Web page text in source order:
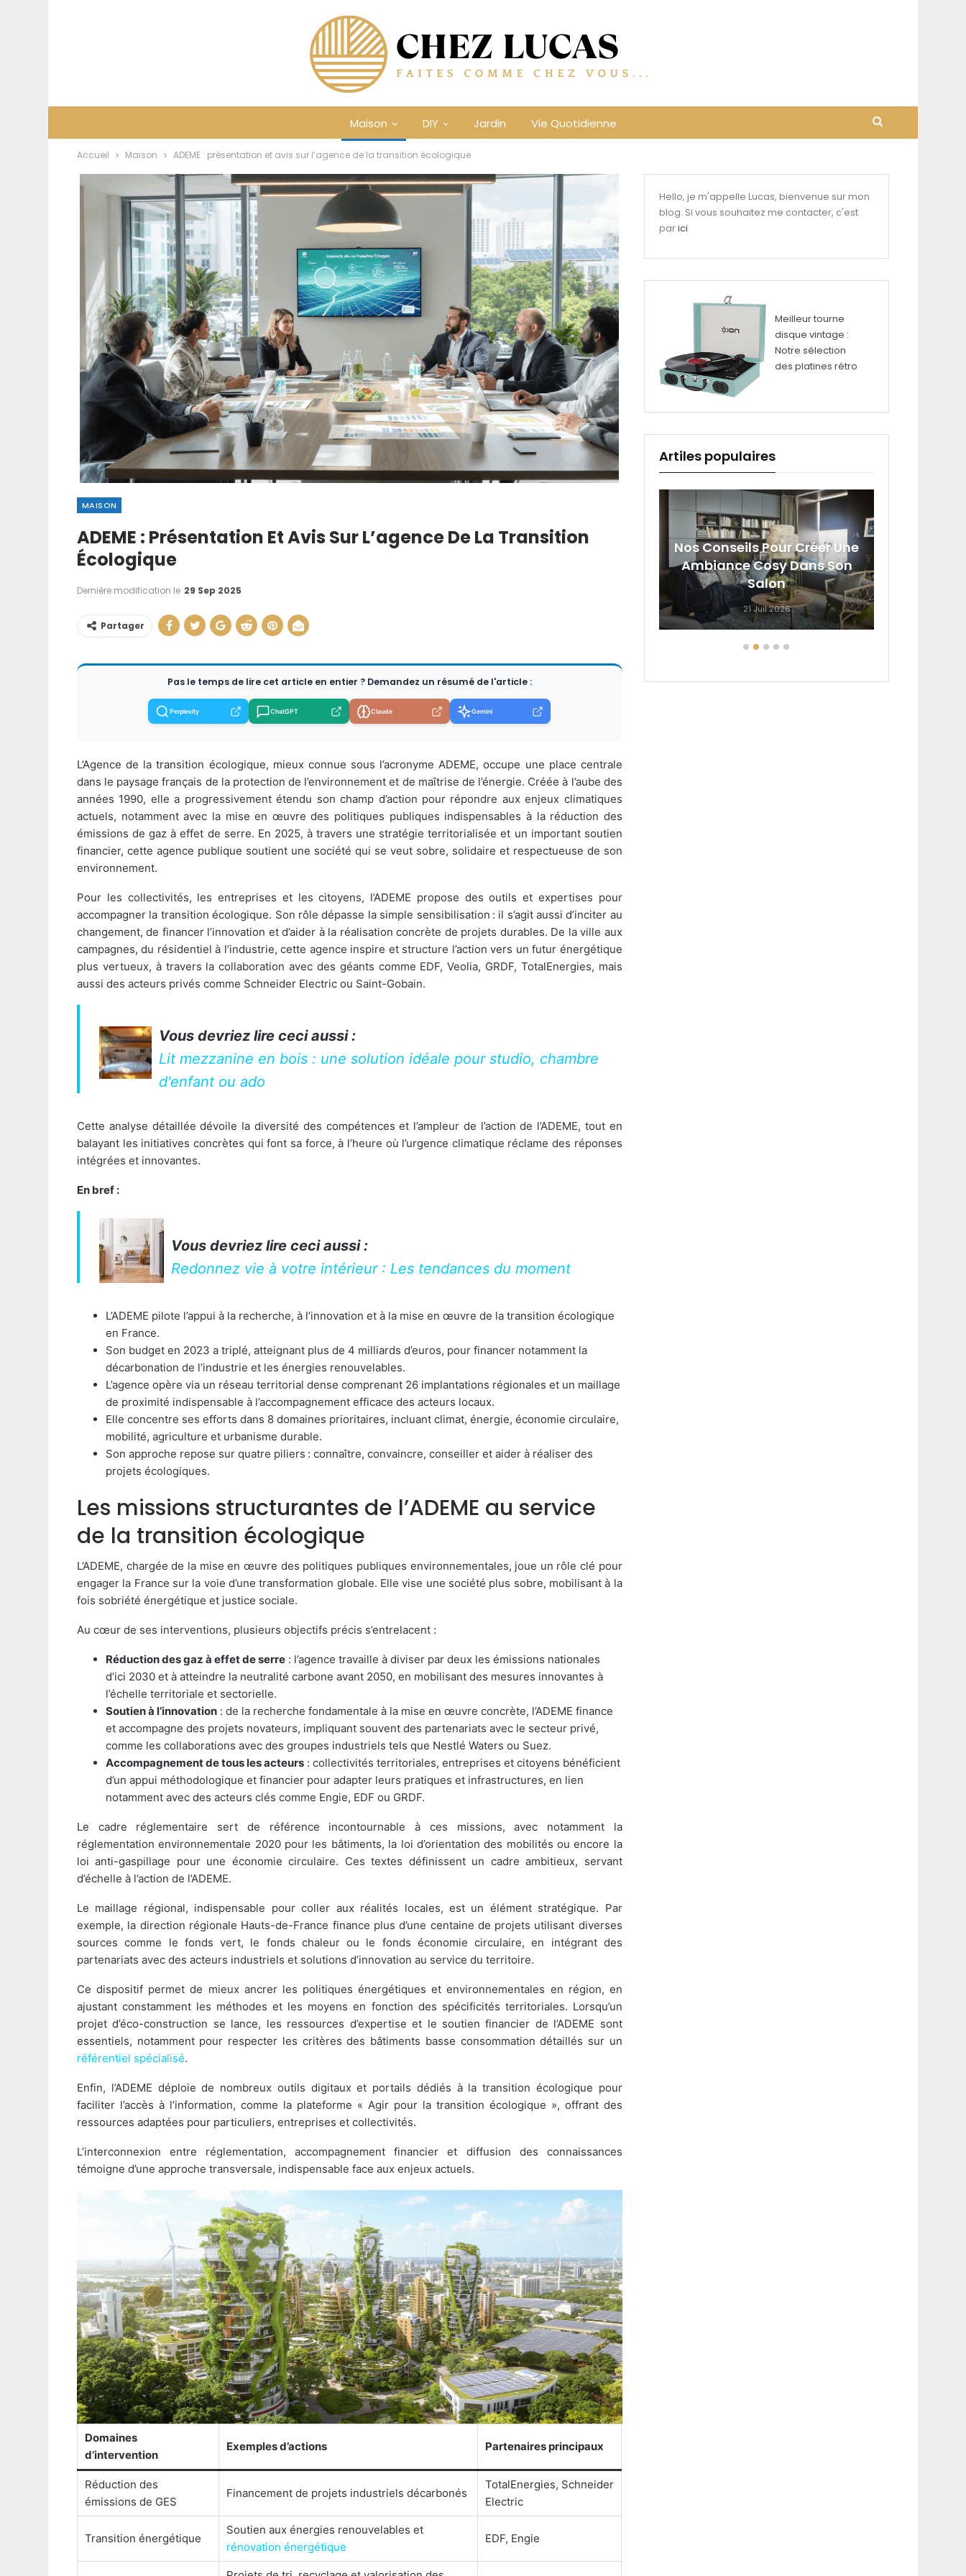
Maison DIY Jardin Vie Quotidienne
Accueil Maison ADEME : présentation et avis sur l’agence de la transition écologique
MAISON
ADEME : Présentation Et Avis Sur L’agence De La Transition
Écologique
Dernière modification le 29 Sep 2025
Partager
Pas le temps de lire cet article en entier ? Demandez un résumé de l'article :
Perplexity ChatGPT Claude Gemini
L’Agence de la transition écologique, mieux connue sous l’acronyme ADEME, occupe une place centrale
dans le paysage français de la protection de l’environnement et de maîtrise de l’énergie. Créée à l’aube des
années 1990, elle a progressivement étendu son champ d’action pour répondre aux enjeux climatiques
actuels, notamment avec la mise en œuvre des politiques publiques indispensables à la réduction des
émissions de gaz à effet de serre. En 2025, à travers une stratégie territorialisée et un important soutien
financier, cette agence publique soutient une société qui se veut sobre, solidaire et respectueuse de son
environnement.
Pour les collectivités, les entreprises et les citoyens, l’ADEME propose des outils et expertises pour
accompagner la transition écologique. Son rôle dépasse la simple sensibilisation : il s’agit aussi d’inciter au
changement, de financer l’innovation et d’aider à la réalisation concrète de projets durables. De la ville aux
campagnes, du résidentiel à l’industrie, cette agence inspire et structure l’action vers un futur énergétique
plus vertueux, à travers la collaboration avec des géants comme EDF, Veolia, GRDF, TotalEnergies, mais
aussi des acteurs privés comme Schneider Electric ou Saint-Gobain.
Vous devriez lire ceci aussi :
Lit mezzanine en bois : une solution idéale pour studio, chambre
d'enfant ou ado
Cette analyse détaillée dévoile la diversité des compétences et l’ampleur de l’action de l’ADEME, tout en
balayant les initiatives concrètes qui font sa force, à l’heure où l’urgence climatique réclame des réponses
intégrées et innovantes.
En bref :
Vous devriez lire ceci aussi :
Redonnez vie à votre intérieur : Les tendances du moment
L’ADEME pilote l’appui à la recherche, à l’innovation et à la mise en œuvre de la transition écologique
en France.
Son budget en 2023 a triplé, atteignant plus de 4 milliards d’euros, pour financer notamment la
décarbonation de l’industrie et les énergies renouvelables.
L’agence opère via un réseau territorial dense comprenant 26 implantations régionales et un maillage
de proximité indispensable à l’accompagnement efficace des acteurs locaux.
Elle concentre ses efforts dans 8 domaines prioritaires, incluant climat, énergie, économie circulaire,
mobilité, agriculture et urbanisme durable.
Son approche repose sur quatre piliers : connaître, convaincre, conseiller et aider à réaliser des
projets écologiques.
Les missions structurantes de l’ADEME au service
de la transition écologique
L’ADEME, chargée de la mise en œuvre des politiques publiques environnementales, joue un rôle clé pour
engager la France sur la voie d’une transformation globale. Elle vise une société plus sobre, mobilisant à la
fois sobriété énergétique et justice sociale.
Au cœur de ses interventions, plusieurs objectifs précis s’entrelacent :
Réduction des gaz à effet de serre : l’agence travaille à diviser par deux les émissions nationales
d’ici 2030 et à atteindre la neutralité carbone avant 2050, en mobilisant des mesures innovantes à
l’échelle territoriale et sectorielle.
Soutien à l’innovation : de la recherche fondamentale à la mise en œuvre concrète, l’ADEME finance
et accompagne des projets novateurs, impliquant souvent des partenariats avec le secteur privé,
comme les collaborations avec des groupes industriels tels que Nestlé Waters ou Suez.
Accompagnement de tous les acteurs : collectivités territoriales, entreprises et citoyens bénéficient
d’un appui méthodologique et financier pour adapter leurs pratiques et infrastructures, en lien
notamment avec des acteurs clés comme Engie, EDF ou GRDF.
Le cadre réglementaire sert de référence incontournable à ces missions, avec notamment la
réglementation environnementale 2020 pour les bâtiments, la loi d’orientation des mobilités ou encore la
loi anti-gaspillage pour une économie circulaire. Ces textes définissent un cadre ambitieux, servant
d’échelle à l’action de l’ADEME.
Le maillage régional, indispensable pour coller aux réalités locales, est un élément stratégique. Par
exemple, la direction régionale Hauts-de-France finance plus d’une centaine de projets utilisant diverses
sources comme le fonds vert, le fonds chaleur ou le fonds économie circulaire, en intégrant des
partenariats avec des acteurs industriels et solutions d’innovation au service du territoire.
Ce dispositif permet de mieux ancrer les politiques énergétiques et environnementales en région, en
ajustant constamment les méthodes et les moyens en fonction des spécificités territoriales. Lorsqu’un
projet d’éco-construction se lance, les ressources d’expertise et le soutien financier de l’ADEME sont
essentiels, notamment pour respecter les critères des bâtiments basse consommation détaillés sur un
référentiel spécialisé.
Enfin, l’ADEME déploie de nombreux outils digitaux et portails dédiés à la transition écologique pour
faciliter l’accès à l’information, comme la plateforme « Agir pour la transition écologique », offrant des
ressources adaptées pour particuliers, entreprises et collectivités.
L’interconnexion entre réglementation, accompagnement financier et diffusion des connaissances
témoigne d’une approche transversale, indispensable face aux enjeux actuels.
Domaines
d’intervention
Exemples d’actions Partenaires principaux
Réduction des
émissions de GES
Financement de projets industriels décarbonés
TotalEnergies, Schneider
Electric
Transition énergétique
Soutien aux énergies renouvelables et
rénovation énergétique
EDF, Engie
Hello, je m'appelle Lucas, bienvenue sur mon
blog. Si vous souhaitez me contacter, c'est
parici
Meilleur tourne
disque vintage :
Notre sélection
des platines rétro
Artiles populaires
Comment Faire Du Blanc
DIY : Comment Faire Sa
Nos Conseils Pour Créer Une
Ambiance Cosy Dans Son
Salon
21 Juil 2026